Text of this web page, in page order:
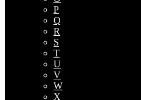
P
Q
R
S
T
U
V
W
X